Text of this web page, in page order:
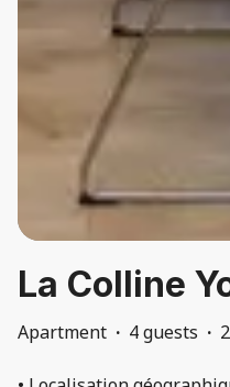
La Colline
Apartment · 4 guests ·